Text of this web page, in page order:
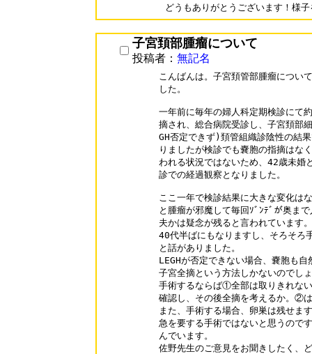
どうもありがとうございます！様
子宮頚部腫瘤について
投稿者： 無記名
こんばんは。子宮頚管部腫瘤につい
した。
一年前に毎年の婦人科定期検診にて
摘され、総合病院受診し、子宮頚
GH否定できず)頚管組織診陰性の結
りましたが検診でも嚢胞の指摘はな
われる状況ではないため、42歳未婚
診での経過観察となりました。
ここ一年で検診結果に大きな変化は
と腫瘤が邪魔して毎回ｿﾞﾝﾃﾞが奥ま
夫かは疑念が残ると言われています。
40代半ばにもなりますし、そろそろ
と話がありました。
LEGHが否定できない場合、嚢胞も
子宮全摘という方法しかないのでし
手術するならば①全部は取りきれな
確認し、その後全摘を考えるか。②
また、手術する場合、卵巣は残せま
急を要する手術ではないと思うので
んでいます。
佐野先生のご意見をお聞きしたく、